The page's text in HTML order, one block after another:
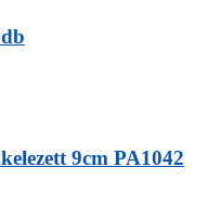
9cm PA1042